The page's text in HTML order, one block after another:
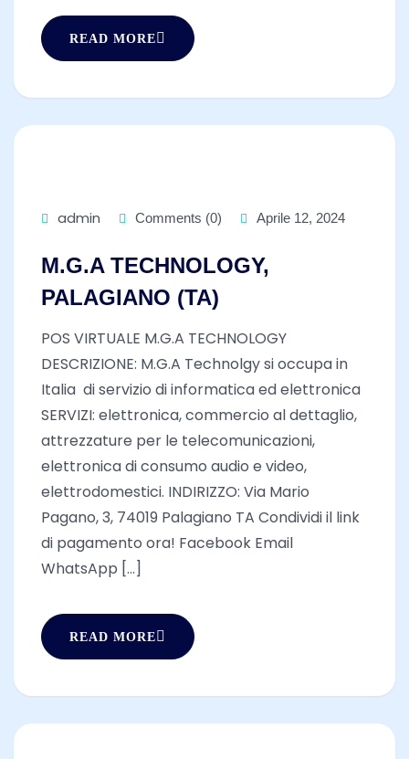
READ MORE
admin Comments (0) Aprile 12, 2024
M.G.A TECHNOLOGY,
PALAGIANO (TA)
POS VIRTUALE M.G.A TECHNOLOGY
DESCRIZIONE: M.G.A Technolgy si occupa in
Italia di servizio di informatica ed elettronica
SERVIZI: elettronica, commercio al dettaglio,
attrezzature per le telecomunicazioni,
elettronica di consumo audio e video,
elettrodomestici. INDIRIZZO: Via Mario
Pagano, 3, 74019 Palagiano TA Condividi il link
di pagamento ora! Facebook Email
WhatsApp [...]
READ MORE